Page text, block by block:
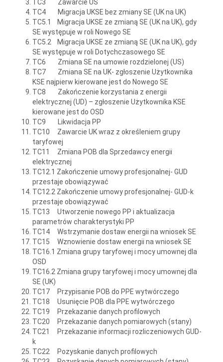
TC3 Zawarcie US
TC4 Migracja UKSE bez zmiany SE (UK na UK)
TC5.1 Migracja UKSE ze zmianą SE (UK na UK), gdy
SE występuje w roli Nowego SE
TC5.2 Migracja UKSE ze zmianą SE (UK na UK), gdy
SE występuje w roli Dotychczasowego SE
TC6 Zmiana SE na umowie rozdzielonej (US)
TC7 Zmiana SE na UK- zgłoszenie Użytkownika
KSE najpierw kierowane jest do Nowego SE
TC8 Zakończenie korzystania z energii
elektrycznej (UD) – zgłoszenie Użytkownika KSE
kierowane jest do OSD
TC9 Likwidacja PP
TC10 Zawarcie UK wraz z określeniem grupy
taryfowej
TC11 Zmiana POB dla Sprzedawcy energii
elektrycznej
TC12.1 Zakończenie umowy profesjonalnej- GUD
przestaje obowiązywać
TC12.2 Zakończenie umowy profesjonalnej- GUD-k
przestaje obowiązywać
TC13 Utworzenie nowego PP i aktualizacja
parametrów charakterystyki PP
TC14 Wstrzymanie dostaw energii na wniosek SE
TC15 Wznowienie dostaw energii na wniosek SE
TC16.1 Zmiana grupy taryfowej i mocy umownej dla
OSD
TC16.2 Zmiana grupy taryfowej i mocy umownej dla
SE (UK)
TC17 Przypisanie POB do PPE wytwórczego
TC18 Usunięcie POB dla PPE wytwórczego
TC19 Przekazanie danych profilowych
TC20 Przekazanie danych pomiarowych (stany)
TC21 Przekazanie informacji rozliczeniowych GUD-
k
TC22 Pozyskanie danych profilowych